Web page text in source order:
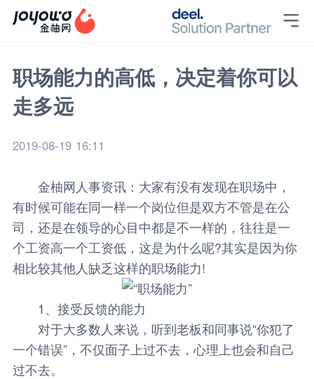

职场能力的高低，决定着你可以
走多远
2019-08-19 16:11
金柚网 人事资讯：大家有没有发现在职场中，
有时候可能在同一样一个岗位但是双方不管是在公
司，还是在领导的心目中都是不一样的，往往是一
个工资高一个工资低，这是为什么呢?其实是因为你
相比较其他人缺乏这样的职场能力!
1、接受反馈的能力
对于大多数人来说，听到老板和同事说“你犯了
一个错误”，不仅面子上过不去，心理上也会和自己
过不去。